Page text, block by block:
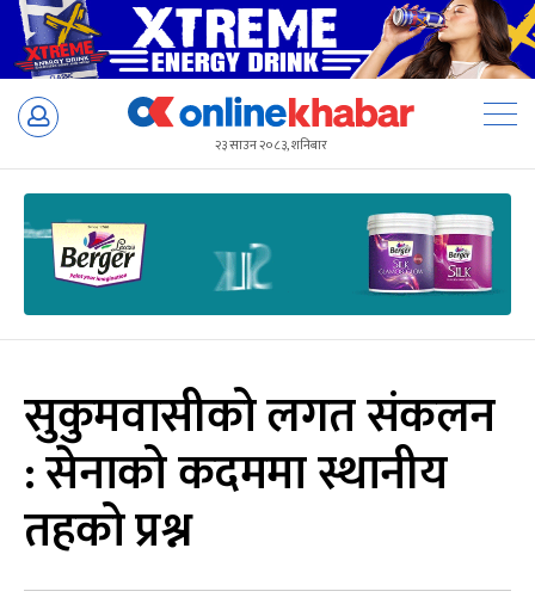
Skip
२३ साउन २०८३, शनिबार
सुकुमवासीको लगत संकलन
: सेनाको कदममा स्थानीय
तहको प्रश्न